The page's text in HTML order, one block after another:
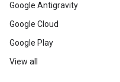
Google Antigravity
Google Cloud
Google Play
View all